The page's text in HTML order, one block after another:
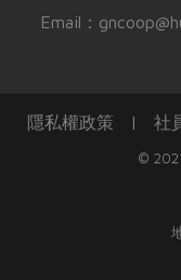
Email：
隱私權政策 | 社
©